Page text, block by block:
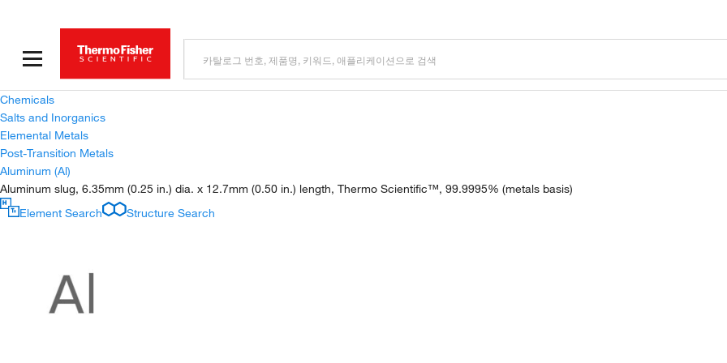
Chemicals
Salts and Inorganics
Elemental Metals
Post-Transition Metals
Aluminum (Al)
Aluminum slug, 6.35mm (0.25 in.) dia. x 12.7mm (0.50 in.) length, Thermo Scientific™, 99.9995% (metals basis)
Element Search
Structure Search